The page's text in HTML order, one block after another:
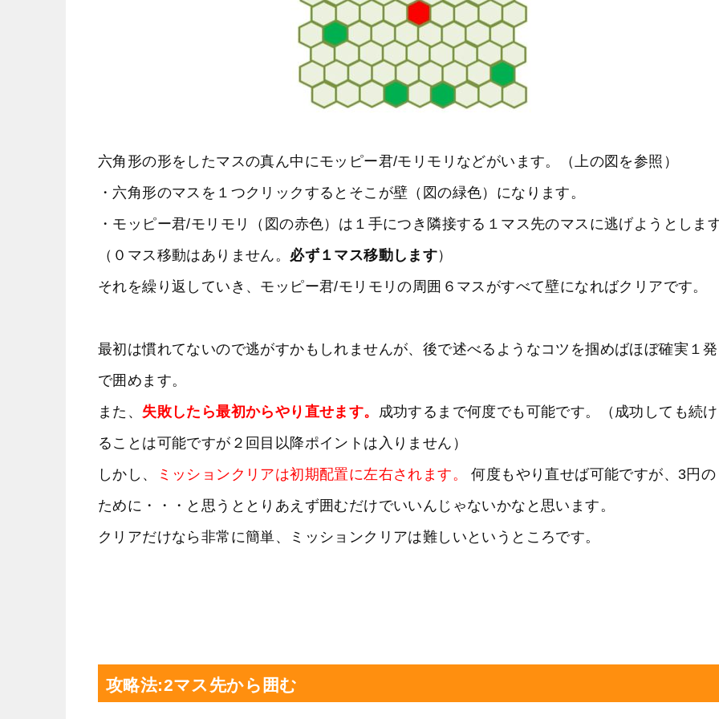
六角形の形をしたマスの真ん中にモッピー君/モリモリなどがいます。（上の図を参照）
・六角形のマスを１つクリックするとそこが壁（図の緑色）になります。
・モッピー君/モリモリ（図の赤色）は１手につき隣接する１マス先のマスに逃げようとしま
（０マス移動はありません。 必ず１マス移動します）
それを繰り返していき、モッピー君/モリモリの周囲６マスがすべて壁になればクリアです。
最初は慣れてないので逃がすかもしれませんが、後で述べるようなコツを掴めばほぼ確実１発
で囲めます。
また、 失敗したら最初からやり直せます。 成功するまで何度でも可能です。（成功しても続け
ることは可能ですが２回目以降ポイントは入りません）
しかし、
ミッションクリアは初期配置に左右されます。
何度もやり直せば可能ですが、3円の
ために・・・と思うととりあえず囲むだけでいいんじゃないかなと思います。
クリアだけなら非常に簡単、ミッションクリアは難しいというところです。
攻略法:2マス先から囲む